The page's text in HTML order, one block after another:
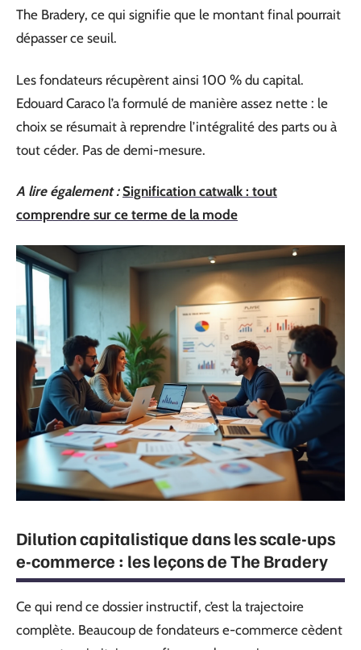
The Bradery, ce qui signifie que le montant final pourrait
dépasser ce seuil.
Les fondateurs récupèrent ainsi 100 % du capital.
Edouard Caraco l’a formulé de manière assez nette : le
choix se résumait à reprendre l’intégralité des parts ou à
tout céder. Pas de demi-mesure.
A lire également : Signification catwalk : tout
comprendre sur ce terme de la mode
Dilution capitalistique dans les scale-ups
e-commerce : les leçons de The Bradery
Ce qui rend ce dossier instructif, c’est la trajectoire
complète. Beaucoup de fondateurs e-commerce cèdent